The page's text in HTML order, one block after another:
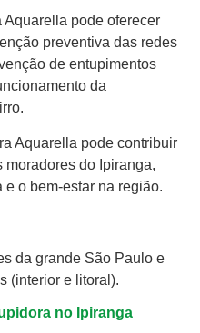
pode oferecer
preventiva das redes
de entupimentos
da
Aquarella pode contribuir
do Ipiranga,
o bem-estar na região.
da grande São Paulo e
(interior e litoral).
no Ipiranga